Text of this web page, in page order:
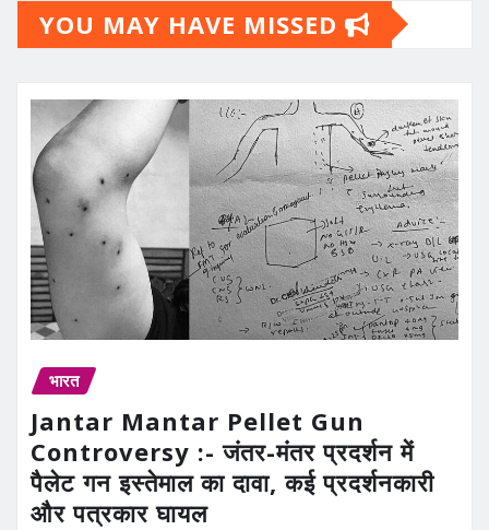
YOU MAY HAVE MISSED
भारत
Jantar Mantar Pellet Gun
Controversy :- जंतर-मंतर प्रदर्शन में
पैलेट गन इस्तेमाल का दावा, कई प्रदर्शनकारी
और पत्रकार घायल